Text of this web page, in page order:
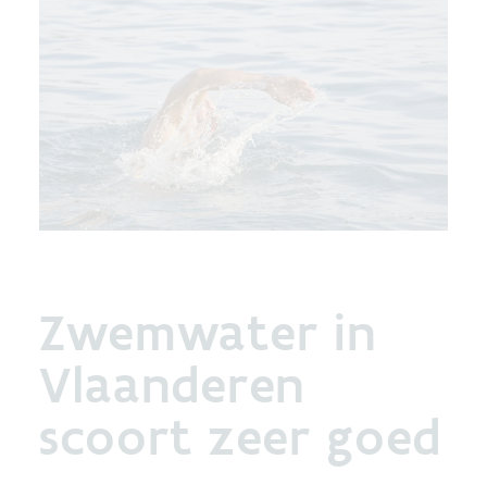
Zwemwater in
Vlaanderen
scoort zeer goed